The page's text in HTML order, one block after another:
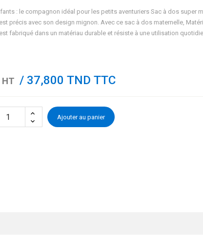
: le compagnon idéal pour les petits aventuriers Sac à dos super
précis avec son design mignon. Avec ce sac à dos maternelle,
fabriqué dans un matériau durable et résiste à une utilisation
/ 37,800 TND TTC
Ajouter au panier